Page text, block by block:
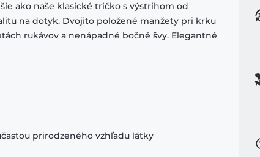
ako naše klasické tričko s výstrihom od
na dotyk. Dvojito položené manžety pri krku
rukávov a nenápadné bočné švy. Elegantné
prirodzeného vzhľadu látky